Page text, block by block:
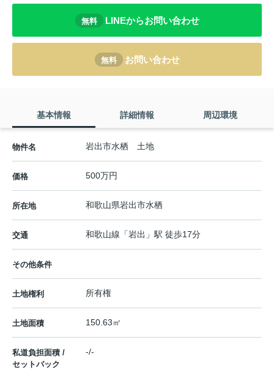
無料 LINEからお問い合わせ
無料 お問い合わせ
基本情報 詳細情報 周辺環境
物件名 岩出市水栖 土地
価格 500万円
所在地 和歌山県岩出市水栖
交通 和歌山線 「岩出 」駅 徒歩17分
その他条件
土地権利 所有権
土地面積 150.63㎡
私道負担面積 /
セットバック
-/-